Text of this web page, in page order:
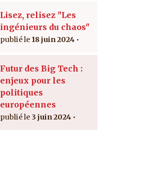
Lisez, relisez "Les
ingénieurs du chaos"
18 juin 2024
Futur des Big Tech :
enjeux pour les
politiques
européennes
3 juin 2024